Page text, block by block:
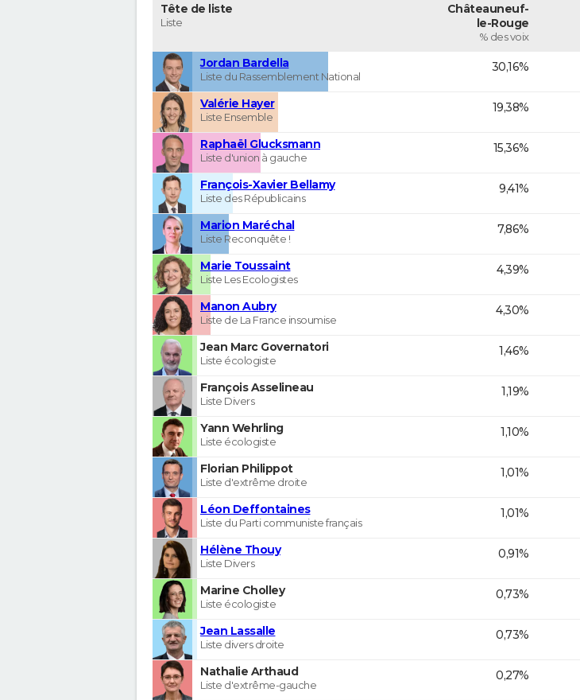
Tête de liste
Liste
Châteauneuf-
le-Rouge
% des voix
Jordan Bardella
Liste du Rassemblement National
30,16%
Valérie Hayer
Liste Ensemble
19,38%
Raphaël Glucksmann
Liste d'union à gauche
15,36%
François-Xavier Bellamy
Liste des Républicains
9,41%
Marion Maréchal
Liste Reconquête !
7,86%
Marie Toussaint
Liste Les Ecologistes
4,39%
Manon Aubry
Liste de La France insoumise
4,30%
Jean Marc Governatori
Liste écologiste
1,46%
François Asselineau
Liste Divers
1,19%
Yann Wehrling
Liste écologiste
1,10%
Florian Philippot
Liste d'extrême droite
1,01%
Léon Deffontaines
Liste du Parti communiste français
1,01%
Hélène Thouy
Liste Divers
0,91%
Marine Cholley
Liste écologiste
0,73%
Jean Lassalle
Liste divers droite
0,73%
Nathalie Arthaud
Liste d'extrême-gauche
0,27%